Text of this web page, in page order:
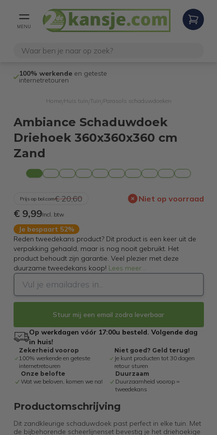
MENU
100% werkende en geteste
internetretouren
Home/ Huis tuin Tuin Parasols schaduwdoeken
Ambiance Schaduwdoek
Driehoek 360x360x360 cm
Zand
Prijs op bol.com€ 20,60 Niet op voorraad
€ 9,99Incl. btw
Je bespaart 52%
Reden tweedekans product? Dit product is een keer uit de
verpakking gehaald, maar is nog nooit gebruikt. Het
product behoudt zijn garantie. Veel plezier met deze
duurzame tweedekans koop! Lees meer...
Stuur mij een email zodra leverbaar
Op werkdagen vóór 17:00u besteld. Volgende dag
in huis!
Zekerheid voorop
100% werkende en geteste
internetretouren
Niet goed? Geld terug!
Je kunt producten tot 30 dagen
retour sturen
Onze belofte
Wat we beloven, komen we na!
Duurzaam
Duurzaamheid voorop =
tweedekans
Productomschrijving
Dit zandkleurige schaduwdoek past perfect in elke tuin. Met
de bijbehorende scheerlijnenset bevestig je het driehoekige